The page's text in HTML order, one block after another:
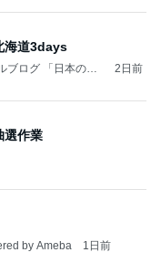
海道3days
ブログ 「日本の
2日前
選作業
by Ameba 1日前